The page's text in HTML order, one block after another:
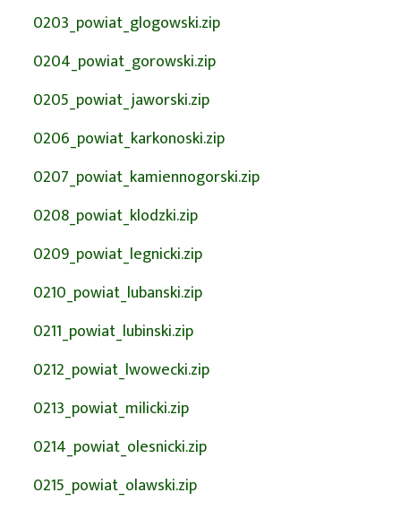
0203_powiat_glogowski.zip
0204_powiat_gorowski.zip
0205_powiat_jaworski.zip
0206_powiat_karkonoski.zip
0207_powiat_kamiennogorski.zip
0208_powiat_klodzki.zip
0209_powiat_legnicki.zip
0210_powiat_lubanski.zip
0211_powiat_lubinski.zip
0212_powiat_lwowecki.zip
0213_powiat_milicki.zip
0214_powiat_olesnicki.zip
0215_powiat_olawski.zip